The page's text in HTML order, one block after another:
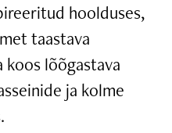
hoolduses,
taastava
lõõgastava
ja kolme